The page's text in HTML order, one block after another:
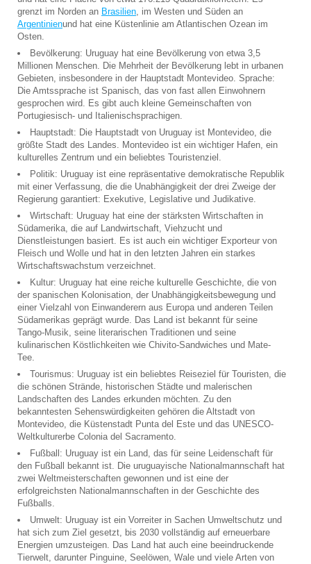
grenzt im Norden an Brasilien, im Westen und Süden an
Argentinienund hat eine Küstenlinie am Atlantischen Ozean im
Osten.
Bevölkerung: Uruguay hat eine Bevölkerung von etwa 3,5
Millionen Menschen. Die Mehrheit der Bevölkerung lebt in urbanen
Gebieten, insbesondere in der Hauptstadt Montevideo. Sprache:
Die Amtssprache ist Spanisch, das von fast allen Einwohnern
gesprochen wird. Es gibt auch kleine Gemeinschaften von
Portugiesisch- und Italienischsprachigen.
Hauptstadt: Die Hauptstadt von Uruguay ist Montevideo, die
größte Stadt des Landes. Montevideo ist ein wichtiger Hafen, ein
kulturelles Zentrum und ein beliebtes Touristenziel.
Politik: Uruguay ist eine repräsentative demokratische Republik
mit einer Verfassung, die die Unabhängigkeit der drei Zweige der
Regierung garantiert: Exekutive, Legislative und Judikative.
Wirtschaft: Uruguay hat eine der stärksten Wirtschaften in
Südamerika, die auf Landwirtschaft, Viehzucht und
Dienstleistungen basiert. Es ist auch ein wichtiger Exporteur von
Fleisch und Wolle und hat in den letzten Jahren ein starkes
Wirtschaftswachstum verzeichnet.
Kultur: Uruguay hat eine reiche kulturelle Geschichte, die von
der spanischen Kolonisation, der Unabhängigkeitsbewegung und
einer Vielzahl von Einwanderern aus Europa und anderen Teilen
Südamerikas geprägt wurde. Das Land ist bekannt für seine
Tango-Musik, seine literarischen Traditionen und seine
kulinarischen Köstlichkeiten wie Chivito-Sandwiches und Mate-
Tee.
Tourismus: Uruguay ist ein beliebtes Reiseziel für Touristen, die
die schönen Strände, historischen Städte und malerischen
Landschaften des Landes erkunden möchten. Zu den
bekanntesten Sehenswürdigkeiten gehören die Altstadt von
Montevideo, die Küstenstadt Punta del Este und das UNESCO-
Weltkulturerbe Colonia del Sacramento.
Fußball: Uruguay ist ein Land, das für seine Leidenschaft für
den Fußball bekannt ist. Die uruguayische Nationalmannschaft hat
zwei Weltmeisterschaften gewonnen und ist eine der
erfolgreichsten Nationalmannschaften in der Geschichte des
Fußballs.
Umwelt: Uruguay ist ein Vorreiter in Sachen Umweltschutz und
hat sich zum Ziel gesetzt, bis 2030 vollständig auf erneuerbare
Energien umzusteigen. Das Land hat auch eine beeindruckende
Tierwelt, darunter Pinguine, Seelöwen, Wale und viele Arten von